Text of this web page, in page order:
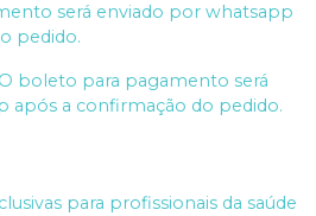
será enviado por whatsapp
pedido.
O boleto para pagamento será
após a confirmação do pedido.
para profissionais da saúde